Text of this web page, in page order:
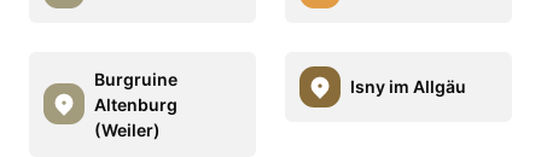
Burgruine
Altenburg
(Weiler)
Isny im Allgäu